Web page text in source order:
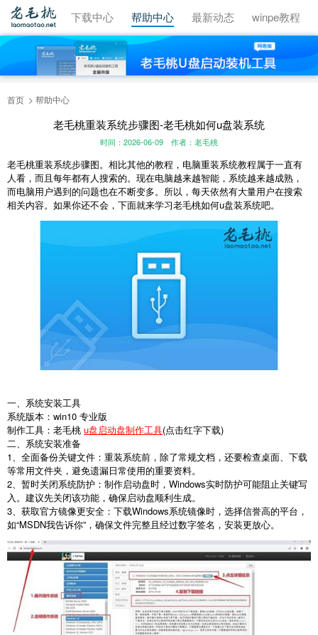
视频教程 下载中心 帮助中心 最新动态 winpe教程
首页 帮助中心
老毛桃重装系统步骤图-老毛桃如何u盘装系统
时间：2026-06-09 作者：老毛桃
老毛桃重装系统步骤图。相比其他的教程，电脑重装系统教程属于一直有
人看，而且每年都有人搜索的。现在电脑越来越智能，系统越来越成熟，
而电脑用户遇到的问题也在不断变多。所以，每天依然有大量用户在搜索
相关内容。如果你还不会，下面就来学习老毛桃如何u盘装系统吧。
一、系统安装工具
系统版本：win10 专业版
制作工具：老毛桃 u盘启动盘制作工具(点击红字下载)
二、系统安装准备
1、全面备份关键文件：重装系统前，除了常规文档，还要检查桌面、下载
等常用文件夹，避免遗漏日常使用的重要资料。
2、暂时关闭系统防护：制作启动盘时，Windows实时防护可能阻止关键写
入。建议先关闭该功能，确保启动盘顺利生成。
3、获取官方镜像更安全：下载Windows系统镜像时，选择信誉高的平台，
如“MSDN我告诉你”，确保文件完整且经过数字签名，安装更放心。